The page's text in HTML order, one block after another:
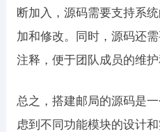
断加入，源码需要支持系
加和修改。同时，源码还
注释，便于团队成员的维护
总之，搭建邮局的源码是
虑到不同功能模块的设计